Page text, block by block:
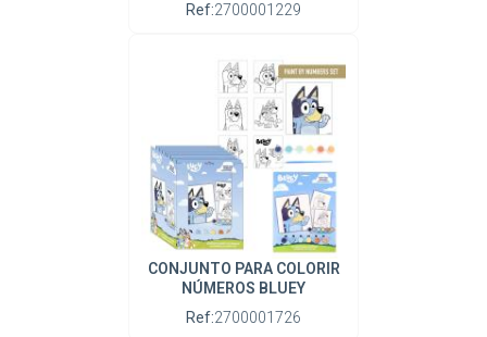
Ref:2700001229
CONJUNTO PARA COLORIR
NÚMEROS BLUEY
Ref:2700001726